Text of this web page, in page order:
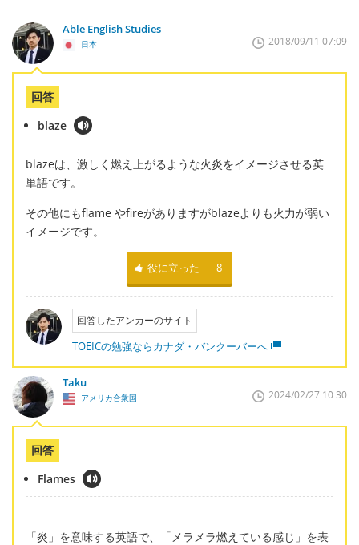
Able English Studies
日本 2018/09/11 07:09
回答
blaze
blazeは、激しく燃え上がるような火炎をイメージさせる英
単語です。
その他にもflame やfireがありますがblazeよりも火力が弱い
イメージです。
役に立った 8
回答したアンカーのサイト
TOEICの勉強ならカナダ・バンクーバーへ
Taku
アメリカ合衆国 2024/02/27 10:30
回答
Flames
「炎」を意味する英語で、「メラメラ燃えている感じ」を表